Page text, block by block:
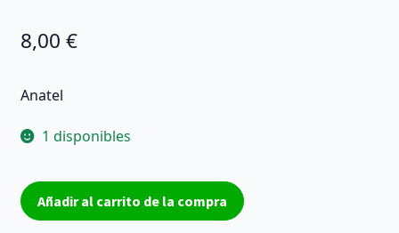
8,00 €
Anatel
1 disponibles
TARJETA
Anatel
Añadir al carrito de la compra